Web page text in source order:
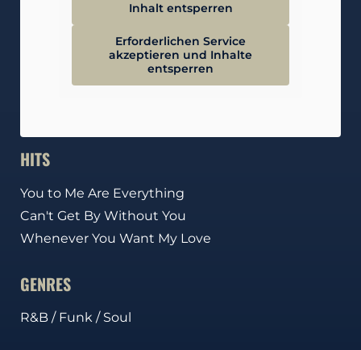
Inhalt entsperren
Erforderlichen Service
akzeptieren und Inhalte
entsperren
HITS
You to Me Are Everything
Can't Get By Without You
Whenever You Want My Love
GENRES
R&B / Funk / Soul